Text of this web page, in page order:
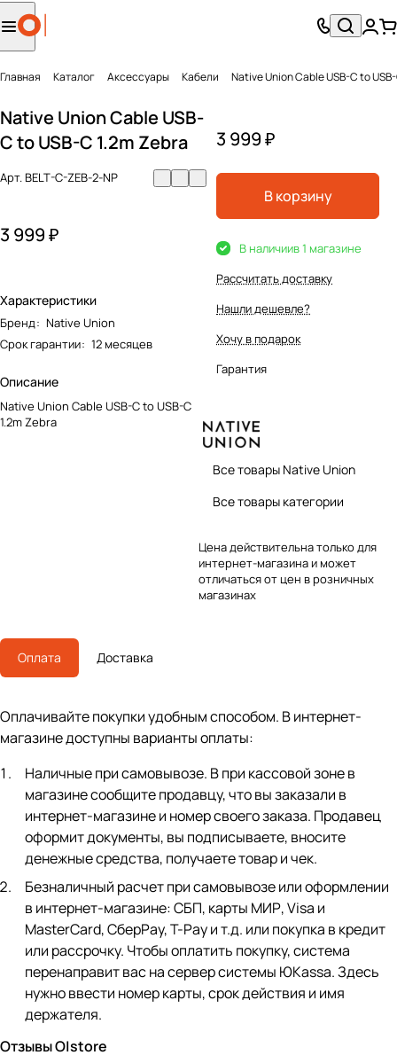
Главная Каталог Аксесcуары Кабели Native Union Cable USB-C to
Native Union Cable USB-
C to USB-C 1.2m Zebra
Арт.BELT-C-ZEB-2-NP
3 999 ₽
Характеристики
Бренд: Native Union
Срок гарантии: 12 месяцев
Описание
Native Union Cable USB-C to USB-C
1.2m Zebra
3 999 ₽
В корзину
В наличиив 1 магазине
Рассчитать доставку
Нашли дешевле?
Хочу в подарок
Гарантия
Все товары Native Union
Все товары категории
Цена действительна только для
интернет-магазина и может
отличаться от цен в розничных
магазинах
Оплата Доставка
Оплачивайте покупки удобным способом. В интернет-
магазине доступны варианты оплаты:
Наличные при самовывозе. В при кассовой зоне в
магазине сообщите продавцу, что вы заказали в
интернет-магазине и номер своего заказа. Продавец
оформит документы, вы подписываете, вносите
денежные средства, получаете товар и чек.
Безналичный расчет при самовывозе или оформлении
в интернет-магазине: СБП, карты МИР, Visa и
MasterCard, СберPay, Т-Pay и т.д. или покупка в кредит
или рассрочку. Чтобы оплатить покупку, система
перенаправит вас на сервер системы ЮKassa. Здесь
нужно ввести номер карты, срок действия и имя
держателя.
Отзывы O|store